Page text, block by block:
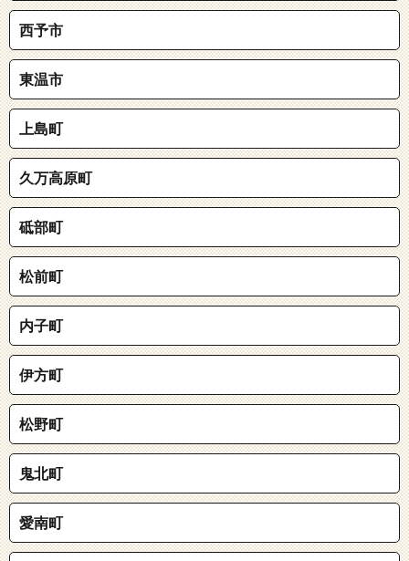
西予市
東温市
上島町
久万高原町
砥部町
松前町
内子町
伊方町
松野町
鬼北町
愛南町